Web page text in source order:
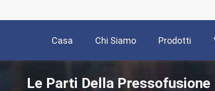
Casa Chi Siamo Prodotti
Le Parti Della